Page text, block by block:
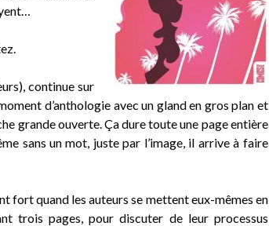
continue sur
d’anthologie avec un gland en gros plan et
grande ouverte. Ça dure toute une page entière
sans un mot, juste par l’image, il arrive à faire
fort quand les auteurs se mettent eux-mêmes en
trois pages, pour discuter de leur processus